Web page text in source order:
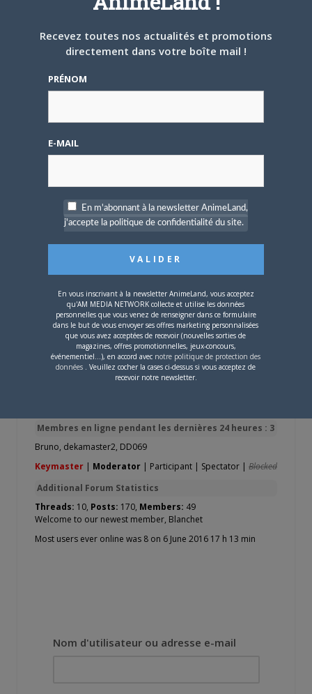
Offline
Nouveau
Citation (tsukijin @ 17/08/2014 22:12)
toi et j'aime les shojo genre good ending,
jia ne
mais c'est moi tsukujin
t'as piraté mon compte?
animeland qui aiment vga i”s et good
6 sujets de 1 à 6 (sur un total de 6)
Vous devez être connecté pour répondre à ce sujet.
Membres en ligne pendant les dernières 24 heures : 3
Bruno, dekamaster2, DD069
Keymaster | Moderator | Participant | Spectator | Blocked
Additional Forum Statistics
Threads: 10, Posts: 170, Members: 49
Welcome to our newest member, Blanchet
Most users ever online was 8 on 6 June 2016 17 h 13 min
Nom d'utilisateur ou adresse e-mail
Recevez toutes nos actualités et promotions
directement dans votre boîte mail !
PRÉNOM
E-MAIL
En m'abonnant à la newsletter AnimeLand,
j'accepte la politique de confidentialité du site.
En vous inscrivant à la newsletter AnimeLand, vous acceptez
qu'AM MEDIA NETWORK collecte et utilise les données
personnelles que vous venez de renseigner dans ce formulaire
dans le but de vous envoyer ses offres marketing personnalisées
que vous avez acceptées de recevoir (nouvelles sorties de
magazines, offres promotionnelles, jeux-concours,
événementiel...), en accord avec notre politique de protection des
données . Veuillez cocher la cases ci-dessus si vous acceptez de
recevoir notre newsletter.